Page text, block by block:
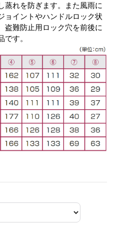
蒸れを防ぎます。また風雨に
ョイントやハンドルロック状
盗難防止用ロック穴を前後に
です。